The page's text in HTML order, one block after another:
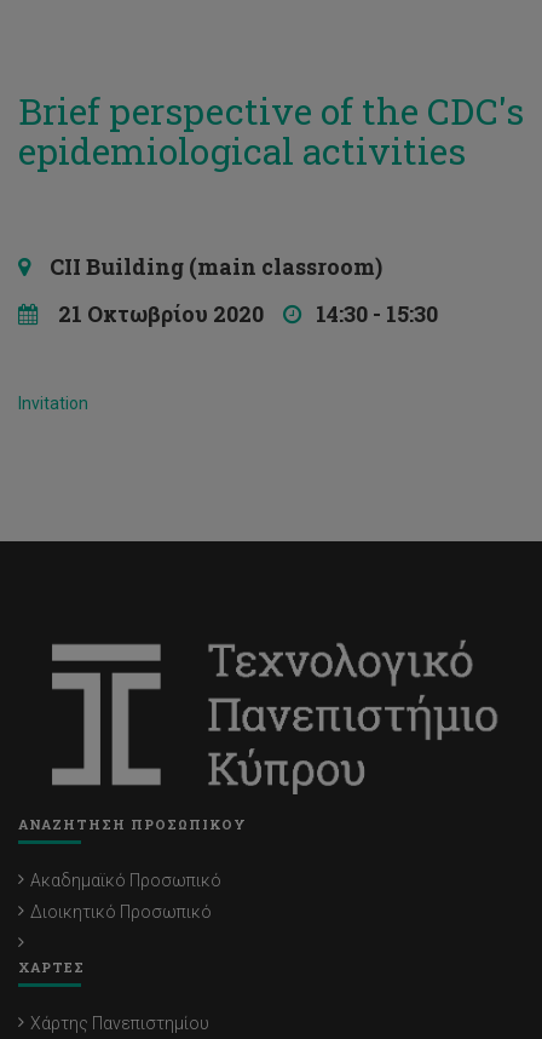
Brief perspective of the CDC's
epidemiological activities
CII Building (main classroom)
21 Οκτωβρίου 2020
14:30 - 15:30
Invitation
ΑΝΑΖΗΤΗΣΗ ΠΡΟΣΩΠΙΚΟΥ
Ακαδημαϊκό Προσωπικό
Διοικητικό Προσωπικό
ΧΑΡΤΕΣ
Χάρτης Πανεπιστημίου